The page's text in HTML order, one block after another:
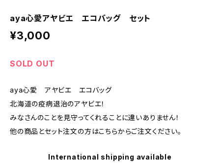
aya心愛アヤビエ エコバッグ セット
¥3,000
SOLD OUT
aya心愛 アヤビエ エコバッグ
北海道の疫病退治のアヤビエ！
みなさんのことを見守ってくれることに違いありません！
他の商品とセット注文の方はこちらからご注文ください。
International shipping available